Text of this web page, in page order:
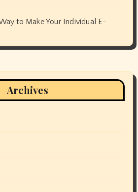
to Make Your Individual E-
Archives